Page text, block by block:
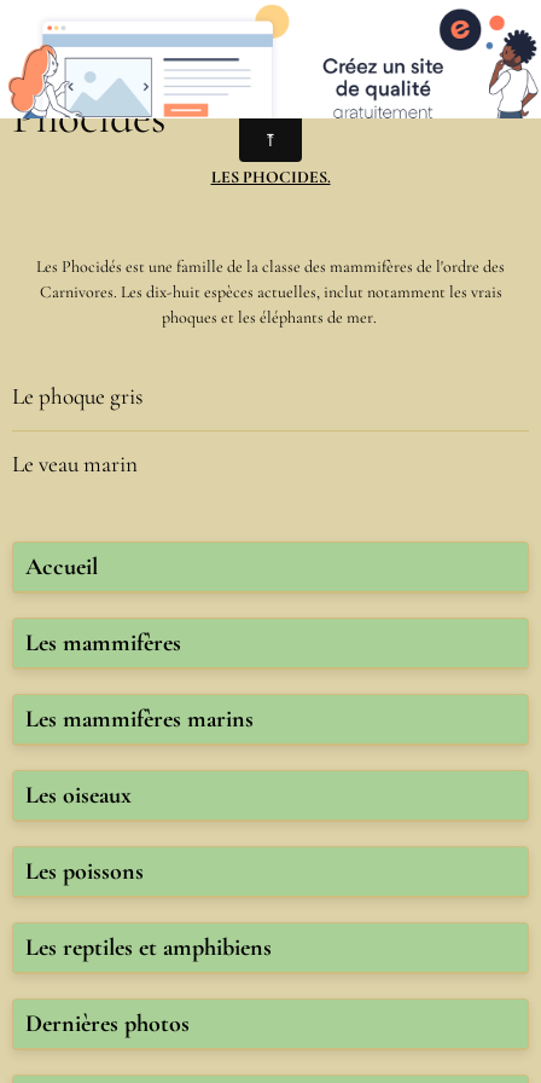
Phocidés
LES PHOCIDES.
Les Phocidés est une famille de la classe des mammifères de l'ordre des
Carnivores. Les dix-huit espèces actuelles, inclut notamment les vrais
phoques et les éléphants de mer.
Le phoque gris
Le veau marin
Accueil
Les mammifères
Les mammifères marins
Les oiseaux
Les poissons
Les reptiles et amphibiens
Dernières photos